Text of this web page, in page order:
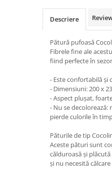
Descriere
Pătură pufoasă
Fibrele fine ale
fiind perfecte în
- Este confortabilă și
- Dimensiuni: 200 x
- Aspect plușat,
- Nu se
pierde culorile în
Păturile de tip
Aceste pături sunt
călduroasă și
și nu necesită